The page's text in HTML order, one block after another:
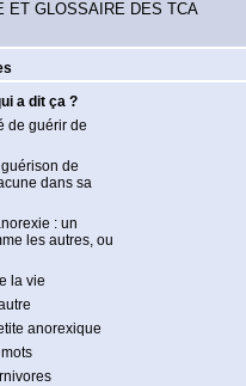
ET GLOSSAIRE DES TCA
a dit ça ?
de guérir de
de
dans sa
: un
les autres, ou
la vie
anorexique